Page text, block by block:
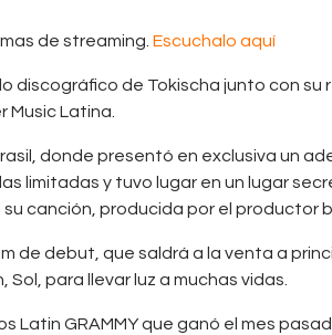
de streaming. Escuchalo aquí
discográfico de Tokischa junto con
Music Latina.
donde presentó en exclusiva un
limitadas y tuvo lugar en un lugar
canción, producida por el productor
de debut, que saldrá a la venta a
para llevar luz a muchas vidas.
Latin GRAMMY que ganó el mes